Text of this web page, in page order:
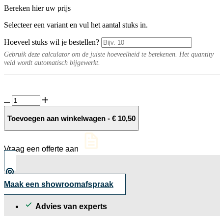
Bereken hier uw prijs
Selecteer een variant en vul het aantal stuks in.
Hoeveel stuks wil je bestellen?
Gebruik deze calculator om de juiste hoeveelheid te berekenen. Het quantity
veld wordt automatisch bijgewerkt.
GIGAsplitblok
Basalto
60x12x15cm
Toevoegen aan winkelwagen - € 10,50
Vraag een offerte aan
Maak een showroomafspraak
Advies van experts